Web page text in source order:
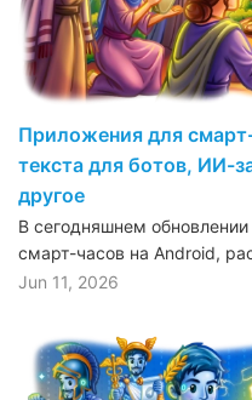
Приложения для
текста для ботов, ИИ-
другое
В сегодняшнем
смарт-часов на Android,
Jun 11, 2026